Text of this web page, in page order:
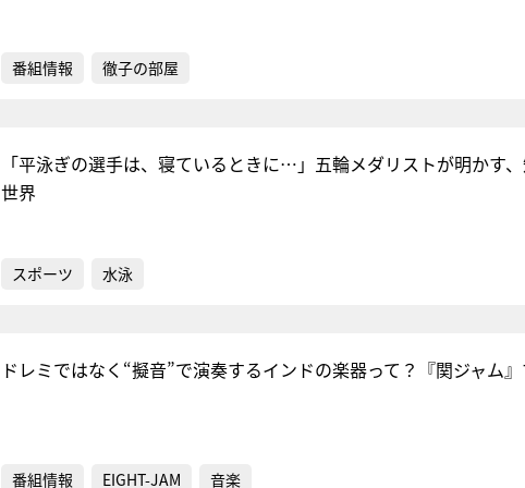
番組情報 徹子の部屋
「平泳ぎの選手は、寝ているときに…」五輪メダリストが明かす
世界
スポーツ 水泳
ドレミではなく“擬音”で演奏するインドの楽器って？『関ジャム
番組情報 EIGHT-JAM 音楽